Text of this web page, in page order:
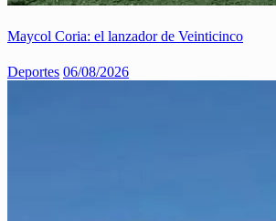
Maycol Coria: el lanzador de Veinticinco
Deportes 06/08/2026